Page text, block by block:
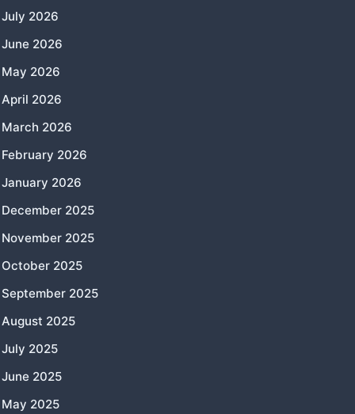
July 2026
June 2026
May 2026
April 2026
March 2026
February 2026
January 2026
December 2025
November 2025
October 2025
September 2025
August 2025
July 2025
June 2025
May 2025